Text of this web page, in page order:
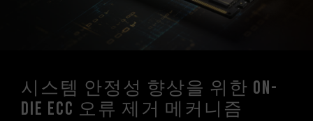
시스템 안정성 향상을 위한 On-
Die ECC 오류 제거 메커니즘